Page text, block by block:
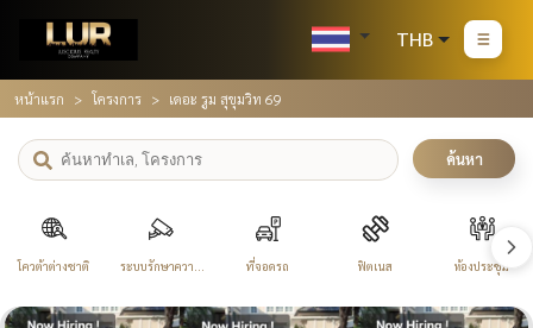
THB
หน้าแรก โครงการ เดอะ รูม สุขุมวิท 69
ค้นหา
โควต้าต่างชาติ ระบบรักษาความ ที่จอดรถ ฟิตเนส ห้องประชุม